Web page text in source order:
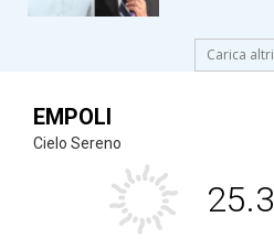
Carica altri
EMPOLI
Cielo Sereno
25.3